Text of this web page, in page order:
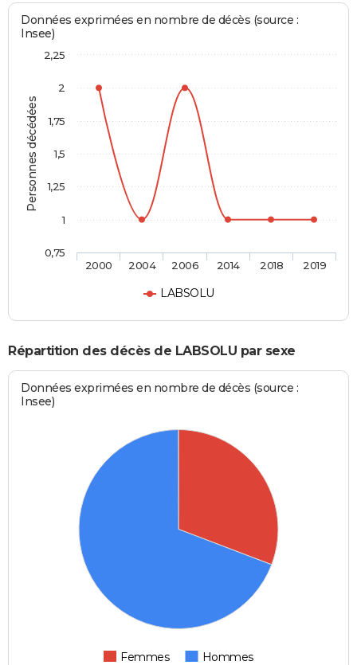
Personnes décédées
Données exprimées en nombre de décès (source :
Insee)
LABSOLU
2000 2004 2006 2014 2018 2019
0,75
1
1,25
1,5
1,75
2
2,25
Répartition des décès de LABSOLU par sexe
Données exprimées en nombre de décès (source :
Insee)
Femmes Hommes